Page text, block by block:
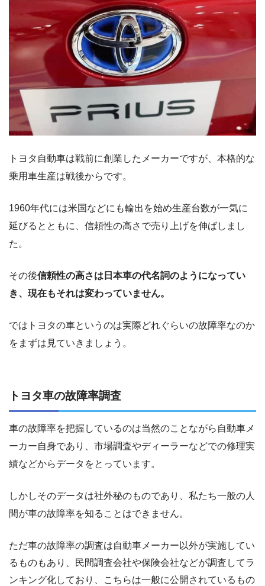
トヨタ自動車は戦前に創業したメーカーですが、本格的な
乗用車生産は戦後からです。
1960年代には米国などにも輸出を始め生産台数が一気に
延びるとともに、信頼性の高さで売り上げを伸ばしまし
た。
その後信頼性の高さは日本車の代名詞のようになってい
き、現在もそれは変わっていません。
ではトヨタの車というのは実際どれぐらいの故障率なのか
をまずは見ていきましょう。
トヨタ車の故障率調査
車の故障率を把握しているのは当然のことながら自動車メ
ーカー自身であり、市場調査やディーラーなどでの修理実
績などからデータをとっています。
しかしそのデータは社外秘のものであり、私たち一般の人
間が車の故障率を知ることはできません。
ただ車の故障率の調査は自動車メーカー以外が実施してい
るものもあり、民間調査会社や保険会社などが調査してラ
ンキング化しており、こちらは一般に公開されているもの